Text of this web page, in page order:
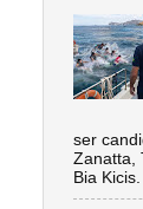
Nada
ser
Zanatta,
Bia Kicis.